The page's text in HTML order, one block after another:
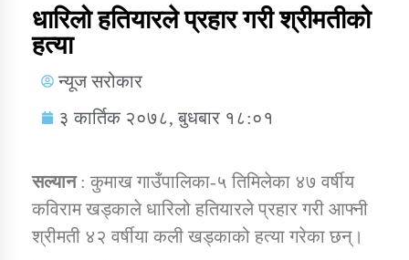
Trending Now
कुषि बिकास कार्यालय जुम्ला सुचना सन्देश
डिभिजन कार्यालय जुम्लाको सुचना सन्देश
धारिलो हतियारले प्रहार गरी श्रीमतीको
हत्या
न्यूज सरोकार
३ कार्तिक २०७८, बुधबार १८:०१
सल्यान: कुमाख गाउँपालिका-५ तिमिलेका ४७ वर्षीय
कविराम खड्काले धारिलो हतियारले प्रहार गरी आफ्नी
श्रीमती ४२ वर्षीया कली खड्काको हत्या गरेका छन्।